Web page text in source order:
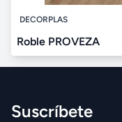
DECORPLAS
Roble PROVEZA
Suscríbete